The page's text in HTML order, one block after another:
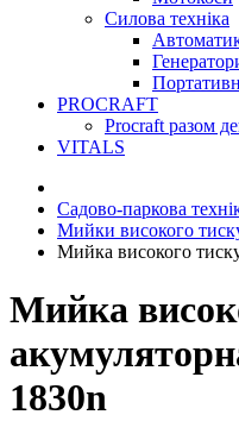
Силова техніка
PROCRAFT
Procraft разом
VITALS
Садово-паркова
Мийки високого
Мийка високого
Мийка
1830n